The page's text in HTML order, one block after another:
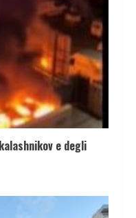
e degli